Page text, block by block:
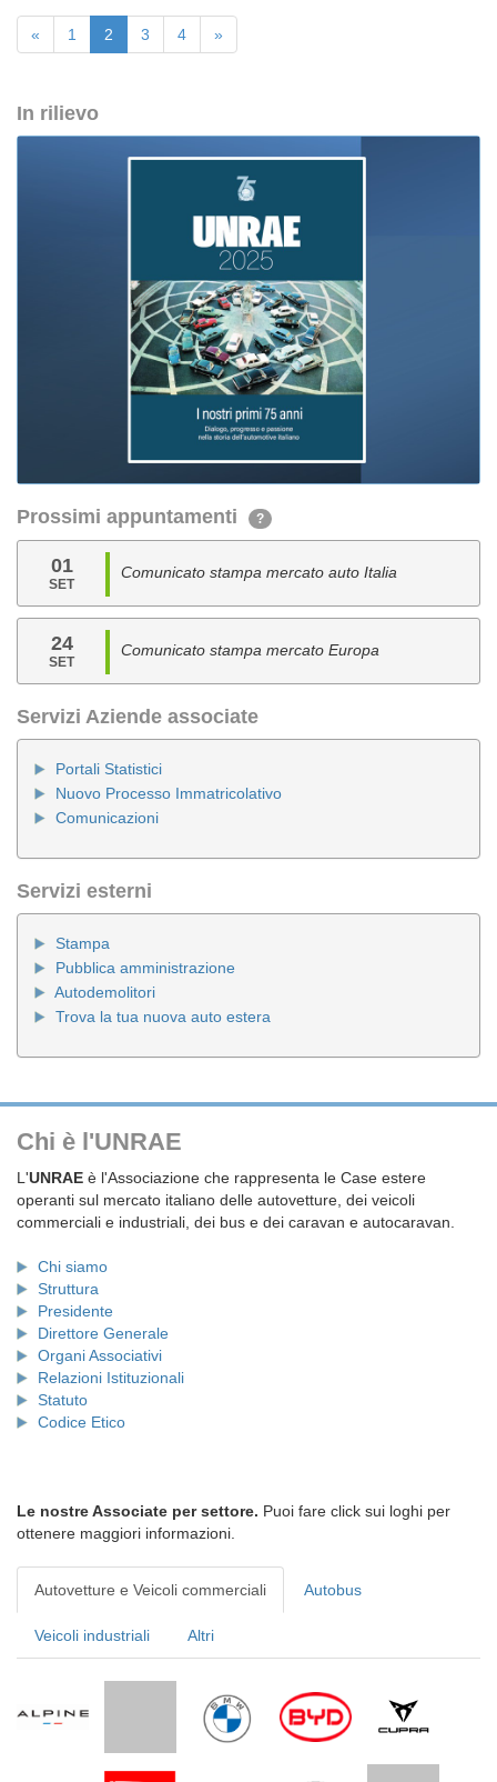
« 1 2 3 4 »
In rilievo
Prossimi appuntamenti ?
01
SET
Comunicato stampa mercato auto Italia
24
SET
Comunicato stampa mercato Europa
Servizi Aziende associate
Portali Statistici
Nuovo Processo Immatricolativo
Comunicazioni
Servizi esterni
Stampa
Pubblica amministrazione
Autodemolitori
Trova la tua nuova auto estera
Chi è l'UNRAE
L'UNRAE è l'Associazione che rappresenta le Case estere
operanti sul mercato italiano delle autovetture, dei veicoli
commerciali e industriali, dei bus e dei caravan e autocaravan.
Chi siamo
Struttura
Presidente
Direttore Generale
Organi Associativi
Relazioni Istituzionali
Statuto
Codice Etico
Le nostre Associate per settore. Puoi fare click sui loghi per
ottenere maggiori informazioni.
Autovetture e Veicoli commerciali Autobus
Veicoli industriali Altri